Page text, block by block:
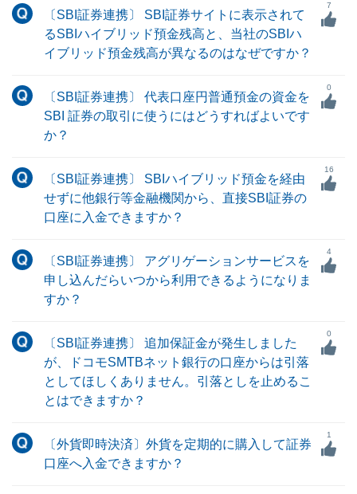
〔SBI証券連携〕 SBI証券サイトに表示されて
るSBIハイブリッド預金残高と、当社のSBIハ
イブリッド預金残高が異なるのはなぜですか？
7
〔SBI証券連携〕 代表口座円普通預金の資金を
SBI 証券の取引に使うにはどうすればよいです
か？
0
〔SBI証券連携〕 SBIハイブリッド預金を経由
せずに他銀行等金融機関から、直接SBI証券の
口座に入金できますか？
16
〔SBI証券連携〕 アグリゲーションサービスを
申し込んだらいつから利用できるようになりま
すか？
4
〔SBI証券連携〕 追加保証金が発生しました
が、ドコモSMTBネット銀行の口座からは引落
としてほしくありません。引落としを止めるこ
とはできますか？
0
〔外貨即時決済〕外貨を定期的に購入して証券
口座へ入金できますか？
1